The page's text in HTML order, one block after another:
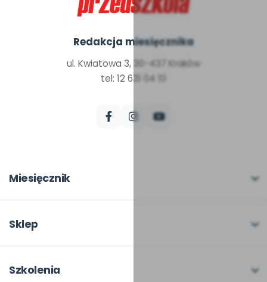
Redakcja miesięcznika
ul. Kwiatowa 3, 30-437 Kraków
tel: 12 631 04 10
Miesięcznik
W numerze
Pomoce dydaktyczne
Sklep
Moje zakupy
Szkolenia